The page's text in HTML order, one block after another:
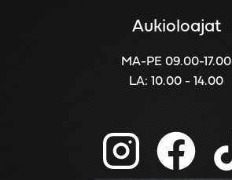
Aukioloajat
MA-PE 09.00-17.00
LA: 10.00 - 14.00